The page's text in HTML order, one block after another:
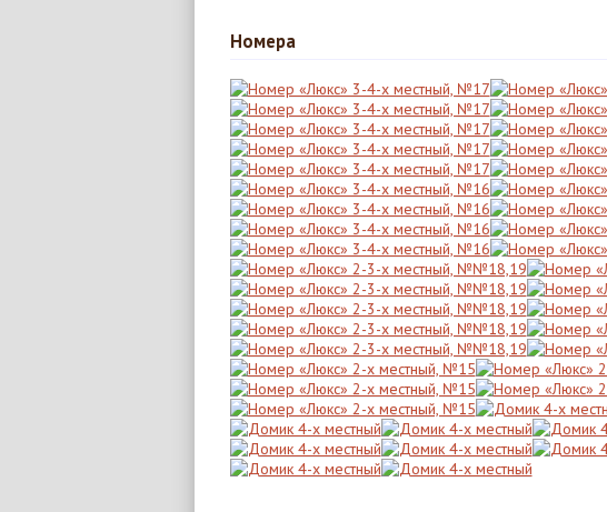
Номера